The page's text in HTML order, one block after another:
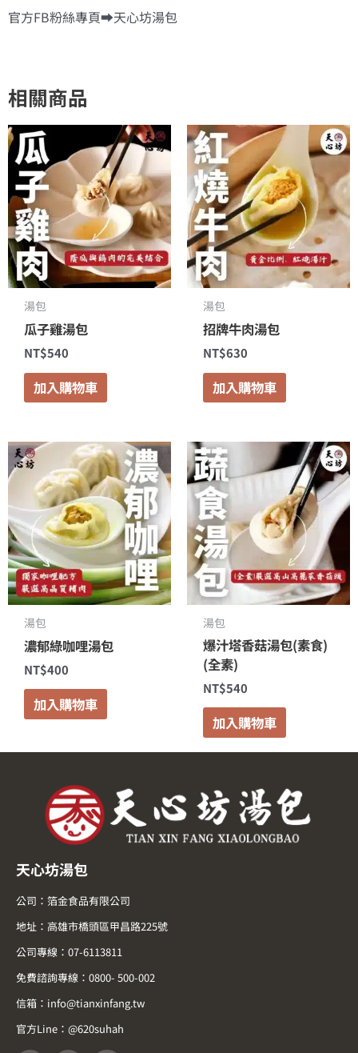
官方FB粉絲專頁➡️天心坊湯包
相關商品
湯包
瓜子雞湯包
NT$540
加入購物車
湯包
招牌牛肉湯包
NT$630
加入購物車
湯包
濃郁綠咖哩湯包
NT$400
加入購物車
湯包
爆汁塔香菇湯包(素食)
(全素)
NT$540
加入購物車
天心坊湯包
公司：箔金食品有限公司
地址：高雄市橋頭區甲昌路225號
公司專線：07-6113811
免費諮詢專線：0800- 500-002
信箱：info@tianxinfang.tw
官方Line：@620suhah